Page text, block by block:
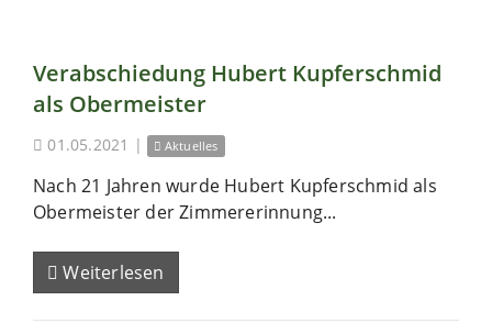
Verabschiedung Hubert Kupferschmid
als Obermeister
01.05.2021 | Aktuelles
Nach 21 Jahren wurde Hubert Kupferschmid als
Obermeister der Zimmererinnung...
Weiterlesen